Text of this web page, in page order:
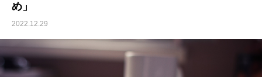
め」
2022.12.29